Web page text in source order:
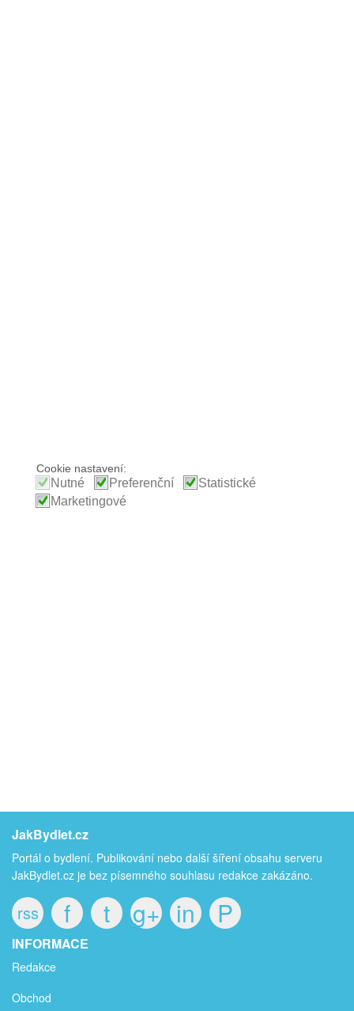
JakBydlet.cz
Portál o bydlení. Publikování nebo další šíření obsahu serveru
JakBydlet.cz je bez písemného souhlasu redakce zakázáno.
rss f t g+ in P
INFORMACE
Redakce
Obchod
Cookie nastavení:
Nutné Preferenční
Statistické
Marketingové